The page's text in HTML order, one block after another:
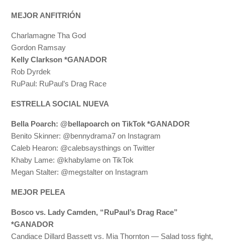
MEJOR ANFITRIÓN
Charlamagne Tha God
Gordon Ramsay
Kelly Clarkson *GANADOR
Rob Dyrdek
RuPaul: RuPaul’s Drag Race
ESTRELLA SOCIAL NUEVA
Bella Poarch: @bellapoarch on TikTok *GANADOR
Benito Skinner: @bennydrama7 on Instagram
Caleb Hearon: @calebsaysthings on Twitter
Khaby Lame: @khabylame on TikTok
Megan Stalter: @megstalter on Instagram
MEJOR PELEA
Bosco vs. Lady Camden, “RuPaul’s Drag Race”
*GANADOR
Candiace Dillard Bassett vs. Mia Thornton — Salad toss fight,